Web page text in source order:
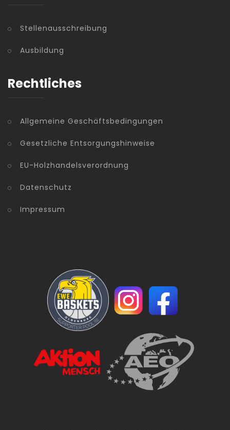
Stellenausschreibung
Ausbildung
Rechtliches
Allgemeine Geschäftsbedingungen
Gesetzliche Entsorgungshinweise
EU-Holzhandelsverordnung
Datenschutz
Impressum